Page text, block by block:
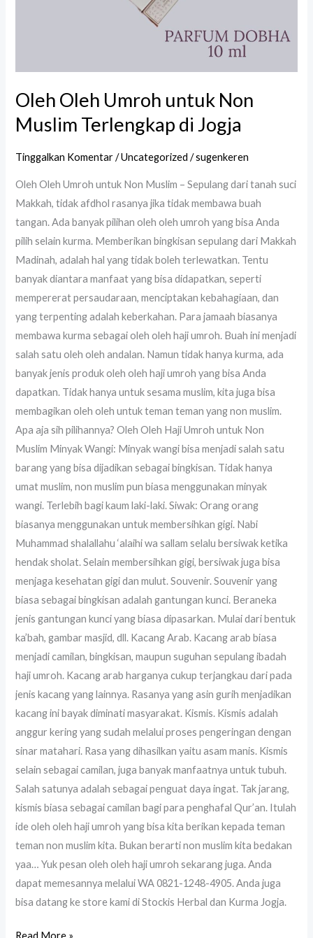
Oleh Oleh Umroh untuk Non
Muslim Terlengkap di Jogja
Tinggalkan Komentar /Uncategorized /sugenkeren
Oleh Oleh Umroh untuk Non Muslim – Sepulang dari tanah suci
Makkah, tidak afdhol rasanya jika tidak membawa buah
tangan. Ada banyak pilihan oleh oleh umroh yang bisa Anda
pilih selain kurma. Memberikan bingkisan sepulang dari Makkah
Madinah, adalah hal yang tidak boleh terlewatkan. Tentu
banyak diantara manfaat yang bisa didapatkan, seperti
mempererat persaudaraan, menciptakan kebahagiaan, dan
yang terpenting adalah keberkahan. Para jamaah biasanya
membawa kurma sebagai oleh oleh haji umroh. Buah ini menjadi
salah satu oleh oleh andalan. Namun tidak hanya kurma, ada
banyak jenis produk oleh oleh haji umroh yang bisa Anda
dapatkan. Tidak hanya untuk sesama muslim, kita juga bisa
membagikan oleh oleh untuk teman teman yang non muslim.
Apa aja sih pilihannya? Oleh Oleh Haji Umroh untuk Non
Muslim Minyak Wangi: Minyak wangi bisa menjadi salah satu
barang yang bisa dijadikan sebagai bingkisan. Tidak hanya
umat muslim, non muslim pun biasa menggunakan minyak
wangi. Terlebih bagi kaum laki-laki. Siwak: Orang orang
biasanya menggunakan untuk membersihkan gigi. Nabi
Muhammad shalallahu ‘alaihi wa sallam selalu bersiwak ketika
hendak sholat. Selain membersihkan gigi, bersiwak juga bisa
menjaga kesehatan gigi dan mulut. Souvenir. Souvenir yang
biasa sebagai bingkisan adalah gantungan kunci. Beraneka
jenis gantungan kunci yang biasa dipasarkan. Mulai dari bentuk
ka’bah, gambar masjid, dll. Kacang Arab. Kacang arab biasa
menjadi camilan, bingkisan, maupun suguhan sepulang ibadah
haji umroh. Kacang arab harganya cukup terjangkau dari pada
jenis kacang yang lainnya. Rasanya yang asin gurih menjadikan
kacang ini bayak diminati masyarakat. Kismis. Kismis adalah
anggur kering yang sudah melalui proses pengeringan dengan
sinar matahari. Rasa yang dihasilkan yaitu asam manis. Kismis
selain sebagai camilan, juga banyak manfaatnya untuk tubuh.
Salah satunya adalah sebagai penguat daya ingat. Tak jarang,
kismis biasa sebagai camilan bagi para penghafal Qur’an. Itulah
ide oleh oleh haji umroh yang bisa kita berikan kepada teman
teman non muslim kita. Bukan berarti non muslim kita bedakan
yaa… Yuk pesan oleh oleh haji umroh sekarang juga. Anda
dapat memesannya melalui WA 0821-1248-4905. Anda juga
bisa datang ke store kami di Stockis Herbal dan Kurma Jogja.